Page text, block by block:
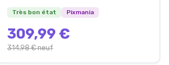
Go Wifi Noir - Très bon état
Très bon état Pixmania
309,99 €
314,98 €neuf